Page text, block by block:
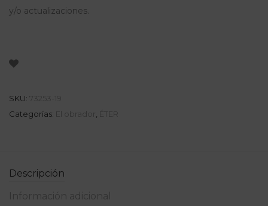
y/o actualizaciones.
SKU: 73253-19
Categorías: El obrador ÉTER
Descripción
Información adicional